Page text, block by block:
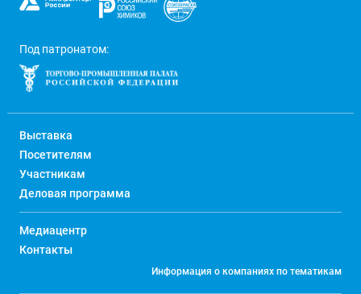
Под патронатом:
Выставка
Посетителям
Участникам
Деловая программа
Медиацентр
Контакты
Информация о компаниях по тематикам